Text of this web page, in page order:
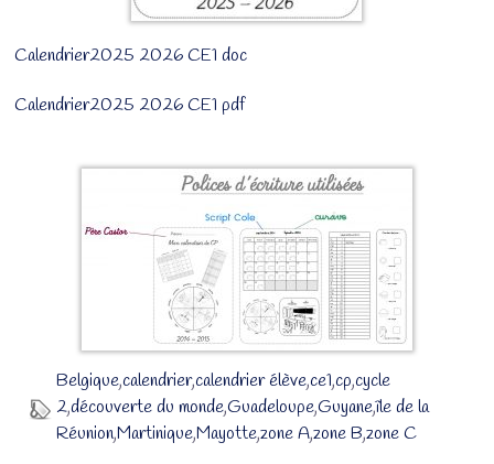
Calendrier2025 2026 CE1 doc
Calendrier2025 2026 CE1 pdf
Belgique,calendrier,calendrier élève,ce1,cp,cycle
2,découverte du monde,Guadeloupe,Guyane,île de la
Réunion,Martinique,Mayotte,zone A,zone B,zone C